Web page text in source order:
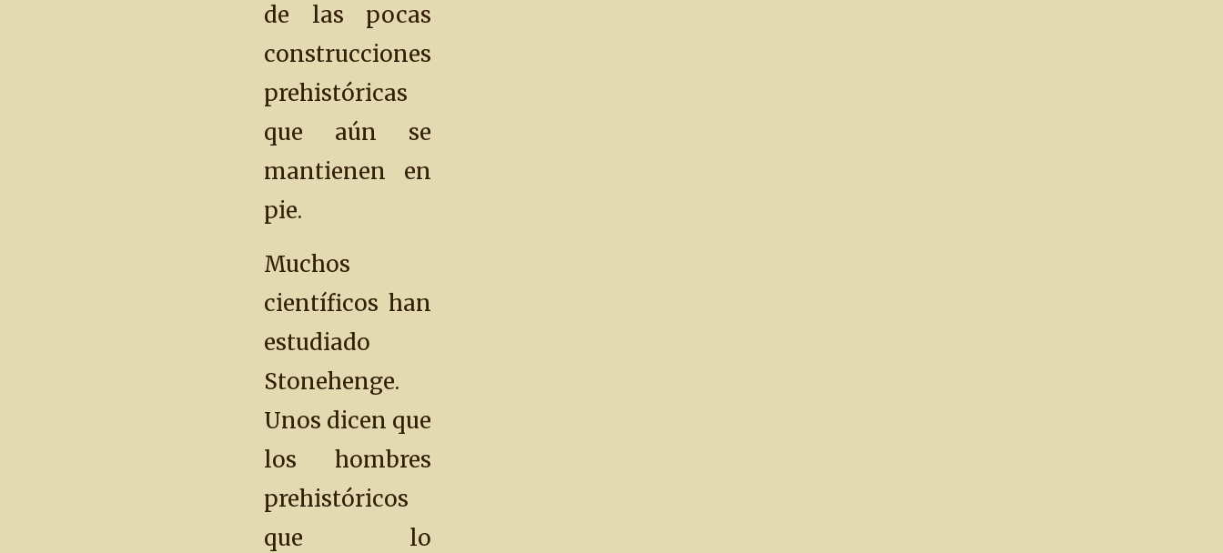
de las pocas
construcciones
prehistóricas
que aún se
mantienen en
pie.
Muchos
científicos han
estudiado
Stonehenge.
Unos dicen que
los hombres
prehistóricos
que lo